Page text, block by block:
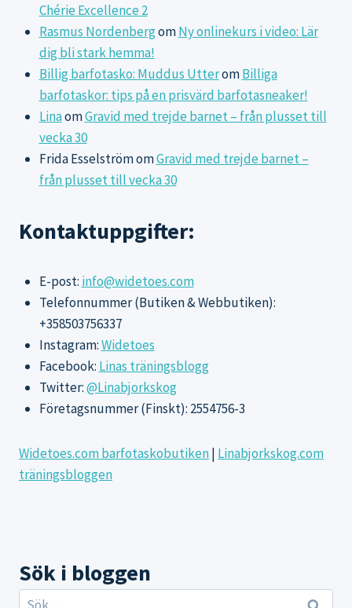
Chérie Excellence 2
Rasmus NordenbergomNy onlinekurs i video: Lär
dig bli stark hemma!
Billig barfotasko: Muddus UtteromBilliga
barfotaskor: tips på en prisvärd barfotasneaker!
LinaomGravid med trejde barnet – från plusset till
vecka 30
Frida EsselströmomGravid med trejde barnet –
från plusset till vecka 30
Kontaktuppgifter:
E-post: info@widetoes.com
Telefonnummer (Butiken & Webbutiken):
+358503756337
Instagram:Widetoes
Facebook: Linas träningsblogg
Twitter:@Linabjorkskog
Företagsnummer (Finskt): 2554756-3
Widetoes.com barfotaskobutiken| Linabjorkskog.com
träningsbloggen
Sök i bloggen
Sök